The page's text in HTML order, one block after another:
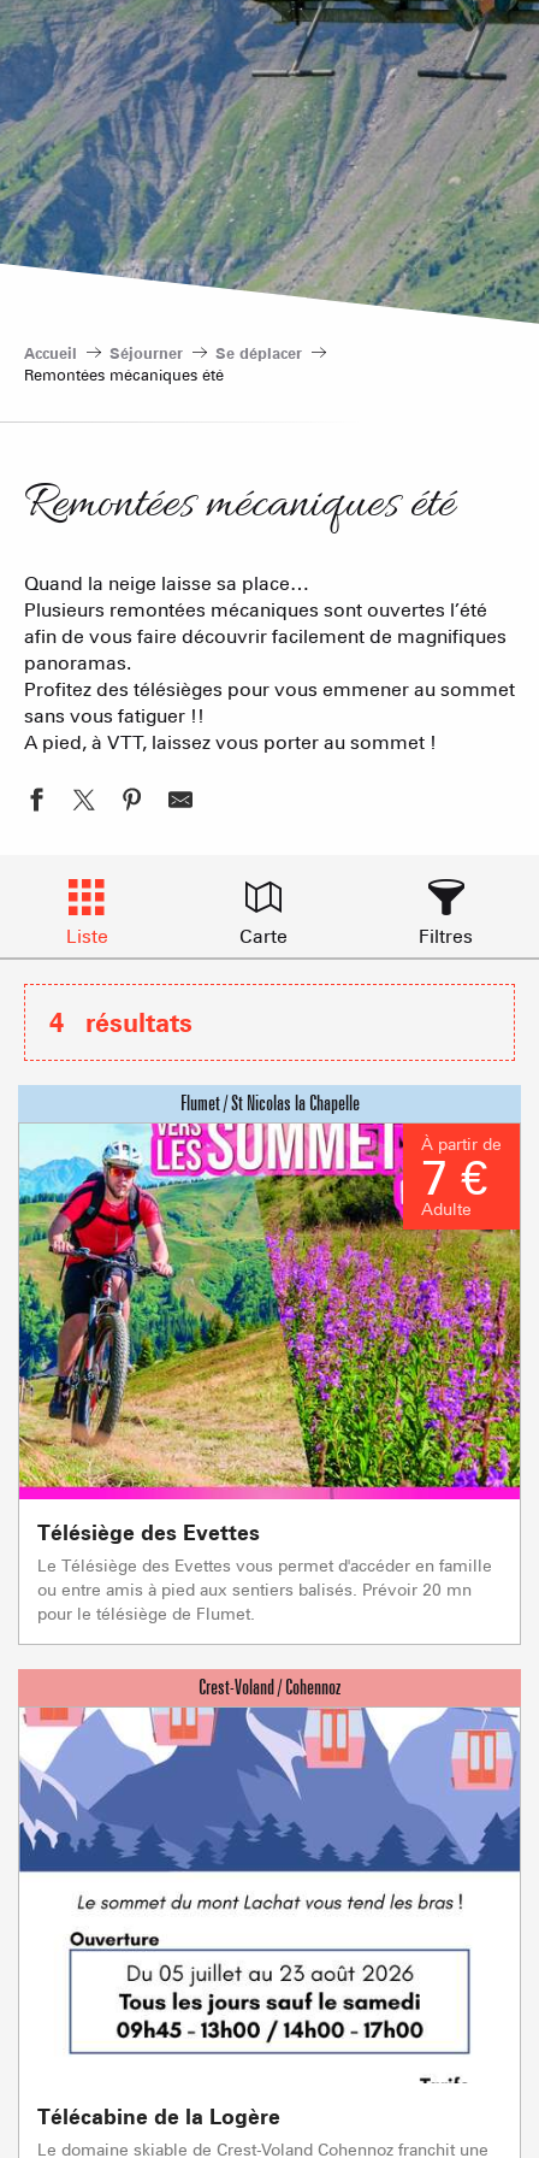
Accueil Séjourner
Se déplacer
Remontées mécaniques été
Remontées mécaniques été
Quand la neige laisse sa place…
Plusieurs remontées mécaniques sont ouvertes l’été
afin de vous faire découvrir facilement de magnifiques
panoramas.
Profitez des télésièges pour vous emmener au sommet
sans vous fatiguer !!
A pied, à VTT, laissez vous porter au sommet !
Liste Carte Filtres
4 résultats
À partir de
7 €
Adulte
Télésiège des Evettes
Le Télésiège des Evettes vous permet d'accéder en famille
ou entre amis à pied aux sentiers balisés. Prévoir 20 mn
pour le télésiège de Flumet.
Télécabine de la Logère
Le domaine skiable de Crest-Voland Cohennoz franchit une